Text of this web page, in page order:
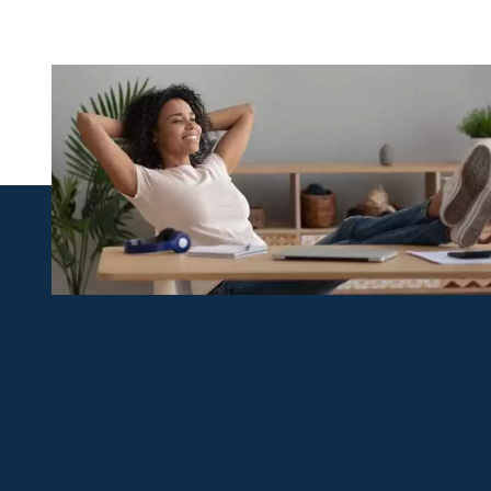
© airco-systemen.nl alle rechten